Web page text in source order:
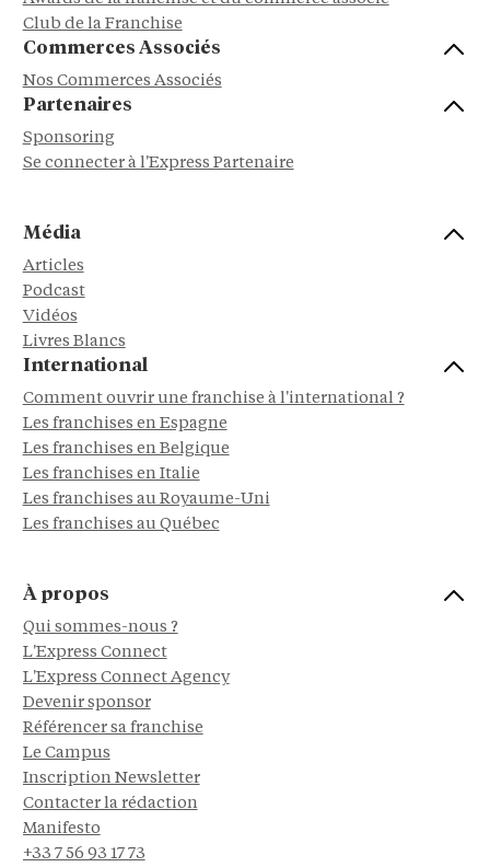
Club de la Franchise
Commerces Associés
Nos Commerces Associés
Partenaires
Sponsoring
Se connecter à l'Express Partenaire
Média
Articles
Podcast
Vidéos
Livres Blancs
International
Comment ouvrir une franchise à l'international ?
Les franchises en Espagne
Les franchises en Belgique
Les franchises en Italie
Les franchises au Royaume-Uni
Les franchises au Québec
À propos
Qui sommes-nous ?
L'Express Connect
L'Express Connect Agency
Devenir sponsor
Référencer sa franchise
Le Campus
Inscription Newsletter
Contacter la rédaction
Manifesto
+33 7 56 93 17 73